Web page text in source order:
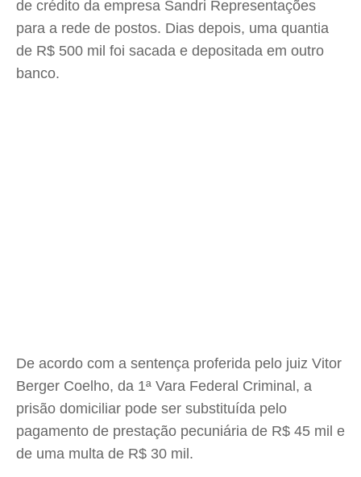
de crédito da empresa Sandri Representações
para a rede de postos. Dias depois, uma quantia
de R$ 500 mil foi sacada e depositada em outro
banco.
De acordo com a sentença proferida pelo juiz Vitor
Berger Coelho, da 1ª Vara Federal Criminal, a
prisão domiciliar pode ser substituída pelo
pagamento de prestação pecuniária de R$ 45 mil e
de uma multa de R$ 30 mil.